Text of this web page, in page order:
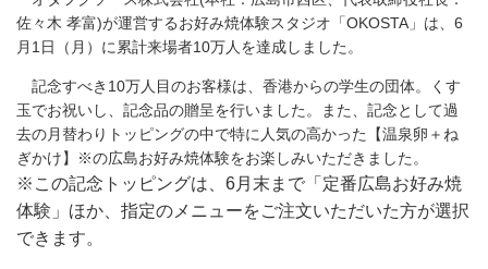
佐々木 孝富)が運営するお好み焼体験スタジオ「OKOSTA」は、6
月1日（月）に累計来場者10万人を達成しました。
記念すべき10万人目のお客様は、香港からの学生の団体。くす
玉でお祝いし、記念品の贈呈を行いました。また、記念として過
去の月替わりトッピングの中で特に人気の高かった【温泉卵＋ね
ぎかけ】※の広島お好み焼体験をお楽しみいただきました。
※この記念トッピングは、6月末まで「定番広島お好み焼
体験」ほか、指定のメニューをご注文いただいた方が選択
できます。